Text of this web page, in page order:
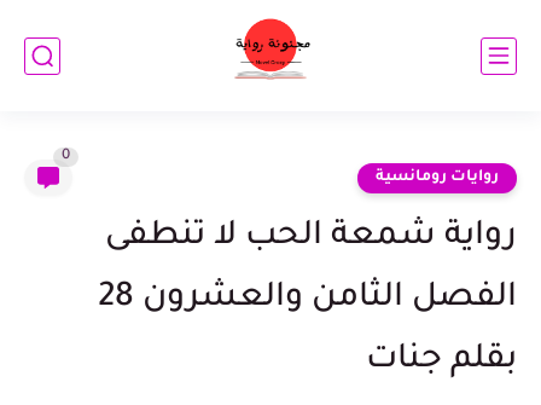
روايات رومانسية
0
رواية شمعة الحب لا تنطفى
الفصل الثامن والعشرون 28
بقلم جنات